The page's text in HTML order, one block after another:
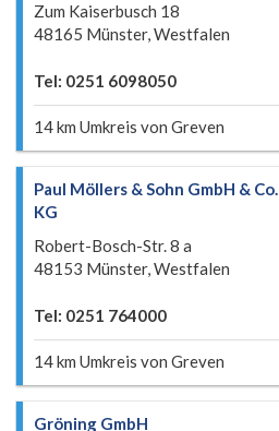
Zum Kaiserbusch 18
48165 Münster, Westfalen
Tel: 0251 6098050
14 km Umkreis von Greven
Paul Möllers & Sohn GmbH & Co.
KG
Robert-Bosch-Str. 8 a
48153 Münster, Westfalen
Tel: 0251 764000
14 km Umkreis von Greven
Gröning GmbH